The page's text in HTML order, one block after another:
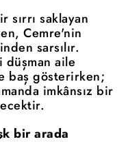
saklayan
Cemre'nin
sarsılır.
aile
baş gösterirken;
imkânsız bir
bir arada